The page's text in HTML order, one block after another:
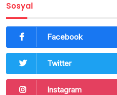
Sosyal
Facebook
Twitter
Instagram